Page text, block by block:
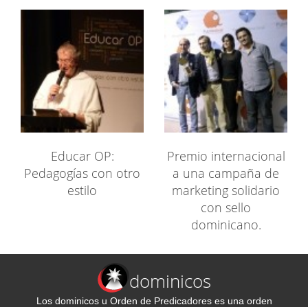
Educar OP:
Pedagogías con otro
estilo
Premio internacional
a una campaña de
marketing solidario
con sello
dominicano.
dominicos
Los dominicos u Orden de Predicadores es una orden